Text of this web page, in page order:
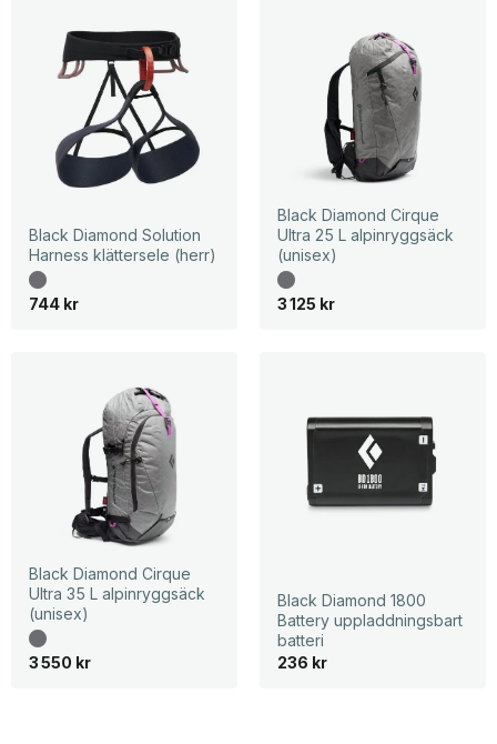
Black Diamond Solution
Harness klättersele (herr)
744 kr
Black Diamond Cirque
Ultra 25 L alpinryggsäck
(unisex)
3 125 kr
Black Diamond Cirque
Ultra 35 L alpinryggsäck
(unisex)
3 550 kr
Black Diamond 1800
Battery uppladdningsbart
batteri
236 kr